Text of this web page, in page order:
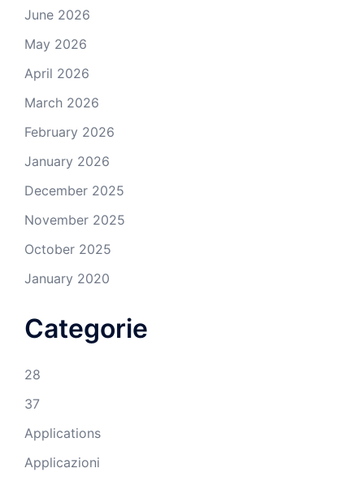
June 2026
May 2026
April 2026
March 2026
February 2026
January 2026
December 2025
November 2025
October 2025
January 2020
Categorie
28
37
Applications
Applicazioni